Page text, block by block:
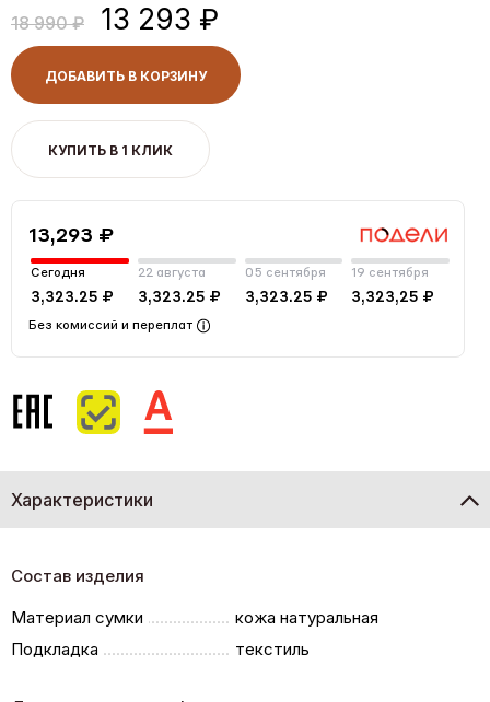
18 990 ₽ 13 293 ₽
ДОБАВИТЬ В КОРЗИНУ
КУПИТЬ В 1 КЛИК
13,293 ₽
Сегодня
3,323.25 ₽
22 августа
3,323.25 ₽
05 сентября
3,323.25 ₽
19 сентября
3,323,25 ₽
Без комиссий и переплат
Характеристики
Состав изделия
Материал сумки
кожа натуральная
Подкладка
текстиль